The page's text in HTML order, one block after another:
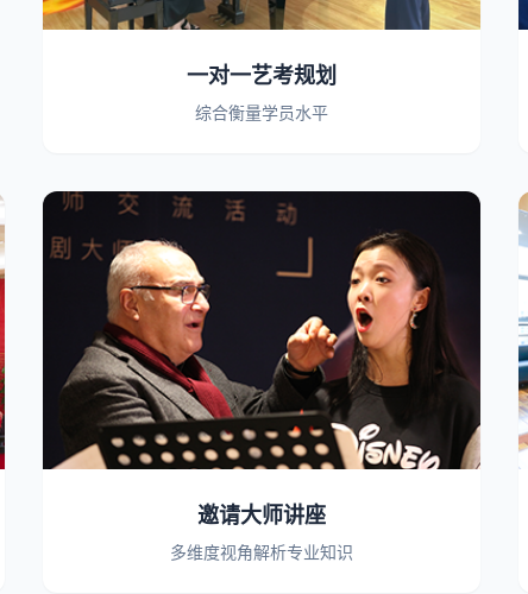
一对一艺考规划
综合衡量学员水平
邀请大师讲座
多维度视角解析专业知识